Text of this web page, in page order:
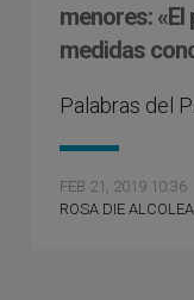
menores:
medidas
Palabras del
FEB 21, 2019 10:36
ROSA DIE ALCOLEA